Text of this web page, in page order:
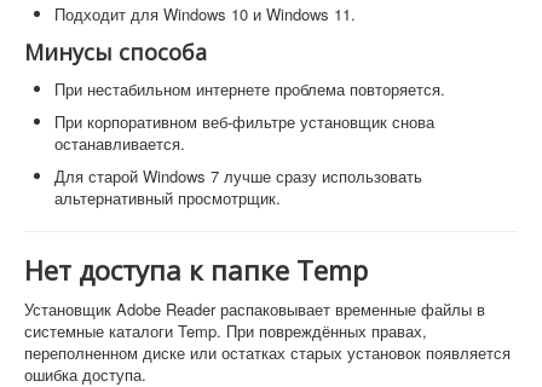
Подходит для Windows 10 и Windows 11.
Минусы способа
При нестабильном интернете проблема повторяется.
При корпоративном веб-фильтре установщик снова
останавливается.
Для старой Windows 7 лучше сразу использовать
альтернативный просмотрщик.
Нет доступа к папке Temp
Установщик Adobe Reader распаковывает временные файлы в
системные каталоги Temp. При повреждённых правах,
переполненном диске или остатках старых установок появляется
ошибка доступа.